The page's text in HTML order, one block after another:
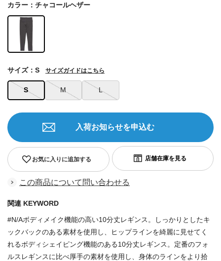
カラー：チャコールヘザー
S M L
サイズ：S サイズガイドはこちら
お気に入りに追加する
入荷お知らせを申込む
この商品について問い合わせる
関連 KEYWORD
#N/Aボディメイク機能の高い10分丈レギンス。しっかりとしたキ
ックバックのある素材を使用し、ヒップラインを綺麗に見せてく
れるボディシェイピング機能のある10分丈レギンス。定番のフォ
ルスレギンスに比べ厚手の素材を使用し、身体のラインをより拾